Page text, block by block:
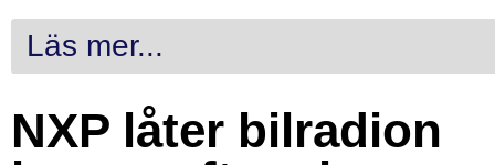
Läs mer...
NXP låter bilradion